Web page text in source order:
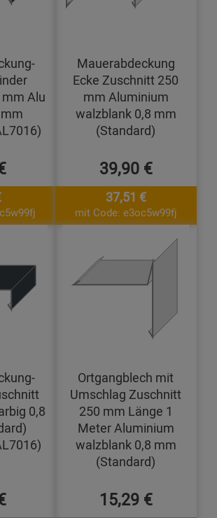
Alu
Mauerabdeckung
Ecke Zuschnitt 250
mm Aluminium
walzblank 0,8 mm
(Standard)
39,90 €
37,51 €
mit Code: e3oc5w99fj
0,8
Ortgangblech mit
Umschlag Zuschnitt
250 mm Länge 1
Meter Aluminium
walzblank 0,8 mm
(Standard)
15,29 €